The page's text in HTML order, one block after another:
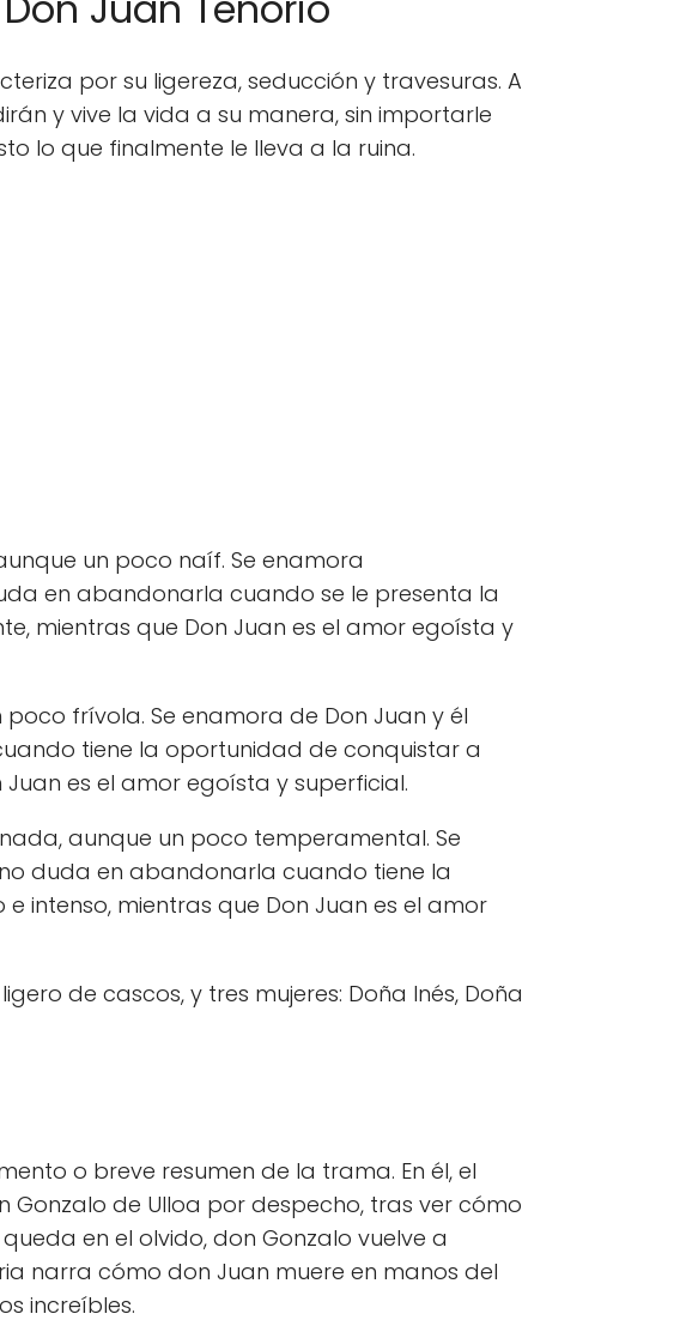
por su ligereza, seducción y travesuras. A
y vive la vida a su manera, sin importarle
lo que finalmente le lleva a la ruina.
un poco naíf. Se enamora
en abandonarla cuando se le presenta la
mientras que Don Juan es el amor egoísta y
frívola. Se enamora de Don Juan y él
tiene la oportunidad de conquistar a
es el amor egoísta y superficial.
aunque un poco temperamental. Se
duda en abandonarla cuando tiene la
intenso, mientras que Don Juan es el amor
de cascos, y tres mujeres: Doña Inés, Doña
o breve resumen de la trama. En él, el
de Ulloa por despecho, tras ver cómo
en el olvido, don Gonzalo vuelve a
narra cómo don Juan muere en manos del
increíbles.